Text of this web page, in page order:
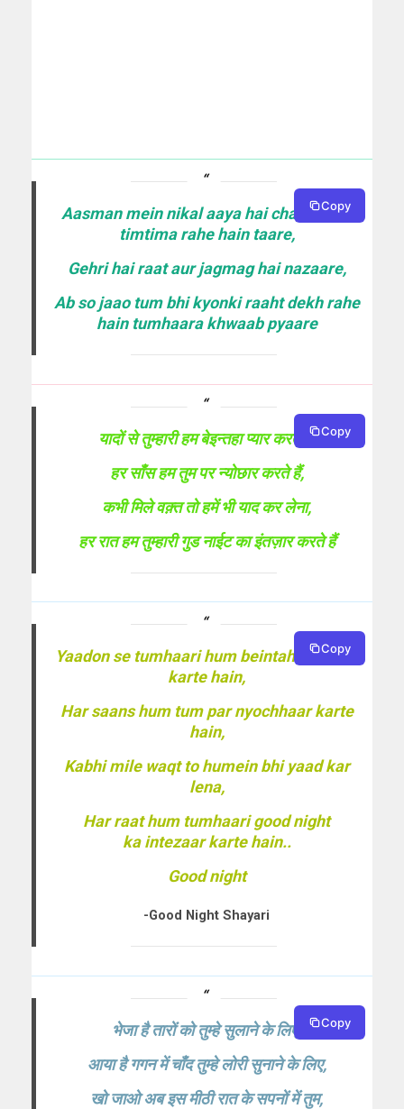
Aasman mein nikal aaya hai chaand aur
timtima rahe hain taare,
Gehri hai raat aur jagmag hai nazaare,
Ab so jaao tum bhi kyonki raaht dekh rahe
hain tumhaara khwaab pyaare
Copy
यादों से तुम्हारी हम बेइन्तहा प्यार करते हैं,
हर साँस हम तुम पर न्योछार करते हैं,
कभी मिले वक़्त तो हमें भी याद कर लेना,
हर रात हम तुम्हारी गुड नाईट का इंतज़ार करते हैं
Copy
Yaadon se tumhaari hum beintahaa pyaar
karte hain,
Har saans hum tum par nyochhaar karte
hain,
Kabhi mile waqt to humein bhi yaad kar
lena,
Har raat hum tumhaari good night
ka intezaar karte hain..
Good night
-Good Night Shayari
Copy
भेजा है तारों को तुम्हे सुलाने के लिए,
आया है गगन में चाँद तुम्हे लोरी सुनाने के लिए,
खो जाओ अब इस मीठी रात के सपनों में तुम,
Copy